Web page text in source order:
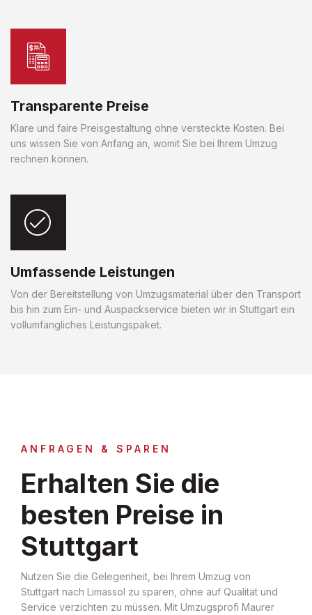
Transparente Preise
Klare und faire Preisgestaltung ohne versteckte Kosten. Bei
uns wissen Sie von Anfang an, womit Sie bei Ihrem Umzug
rechnen können.
Umfassende Leistungen
Von der Bereitstellung von Umzugsmaterial über den Transport
bis hin zum Ein- und Auspackservice bieten wir in Stuttgart ein
vollumfängliches Leistungspaket.
ANFRAGEN & SPAREN
Erhalten Sie die
besten Preise in
Stuttgart
Nutzen Sie die Gelegenheit, bei Ihrem Umzug von
Stuttgart nach Limassol zu sparen, ohne auf Qualität und
Service verzichten zu müssen. Mit Umzugsprofi Maurer